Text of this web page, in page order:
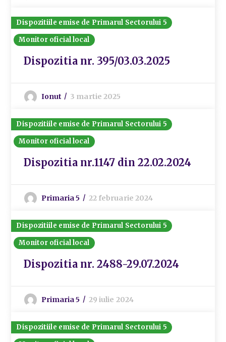
Dispozitiile emise de Primarul Sectorului 5
Monitor oficial local
Dispozitia nr. 395/03.03.2025
Ionut 3 martie 2025
Dispozitiile emise de Primarul Sectorului 5
Monitor oficial local
Dispozitia nr.1147 din 22.02.2024
Primaria 5 22 februarie 2024
Dispozitiile emise de Primarul Sectorului 5
Monitor oficial local
Dispozitia nr. 2488-29.07.2024
Primaria 5 29 iulie 2024
Dispozitiile emise de Primarul Sectorului 5